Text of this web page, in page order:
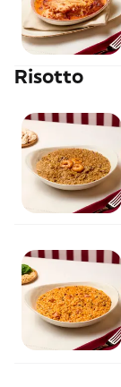
Risotto